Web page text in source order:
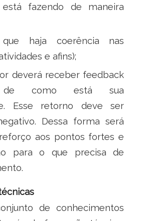
fazendo de maneira
haja coerência nas
e afins);
deverá receber feedback
de como está sua
Esse retorno deve ser
Dessa forma será
aos pontos fortes e
para o que precisa de
de conhecimentos